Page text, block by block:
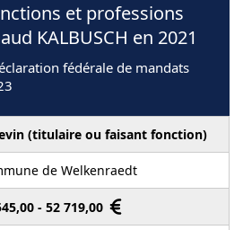
et professions
KALBUSCH en 2021
fédérale de mandats
(titulaire ou faisant fonction)
de Welkenraedt
- 52 719,00